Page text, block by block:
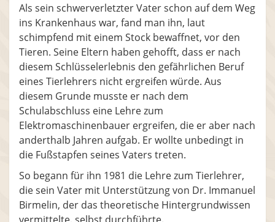
Als sein schwerverletzter Vater schon auf dem Weg
ins Krankenhaus war, fand man ihn, laut
schimpfend mit einem Stock bewaffnet, vor den
Tieren. Seine Eltern haben gehofft, dass er nach
diesem Schlüsselerlebnis den gefährlichen Beruf
eines Tierlehrers nicht ergreifen würde. Aus
diesem Grunde musste er nach dem
Schulabschluss eine Lehre zum
Elektromaschinenbauer ergreifen, die er aber nach
anderthalb Jahren aufgab. Er wollte unbedingt in
die Fußstapfen seines Vaters treten.
So begann für ihn 1981 die Lehre zum Tierlehrer,
die sein Vater mit Unterstützung von Dr. Immanuel
Birmelin, der das theoretische Hintergrundwissen